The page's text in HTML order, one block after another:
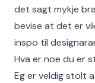
det sagt mykje
bevise at det er
inspo til
Hva er noe du er
Eg er veldig stolt